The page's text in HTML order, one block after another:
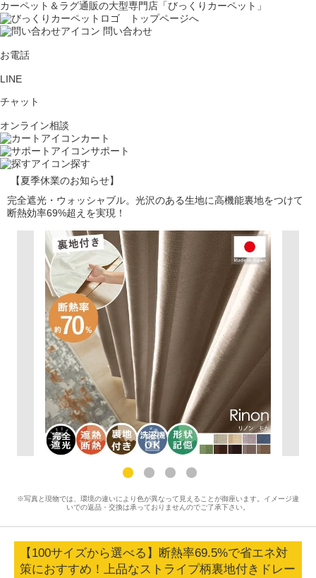
カーペット＆ラグ通販の大型専門店「びっくりカーペット」
問い合わせ
お電話
LINE
チャット
オンライン相談
カート
サポート
探す
【夏季休業のお知らせ】
完全遮光・ウォッシャブル。光沢のある生地に高機能裏地をつけて
断熱効率69%超えを実現！
※写真と現物では、環境の違いにより色が異なって見えることが御座います。イメージ違
いでの返品・交換は承っておりませんのでご了承下さい。
【100サイズから選べる】断熱率69.5%で省エネ対
策におすすめ！上品なストライプ柄裏地付きドレー